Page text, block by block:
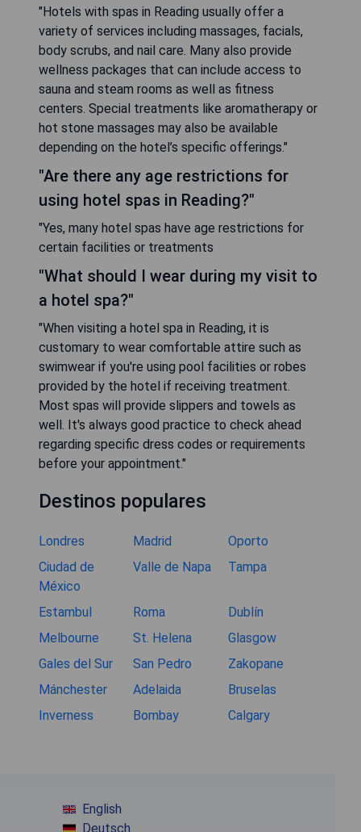
"Hotels with spas in Reading usually offer a
variety of services including massages, facials,
body scrubs, and nail care. Many also provide
wellness packages that can include access to
sauna and steam rooms as well as fitness
centers. Special treatments like aromatherapy or
hot stone massages may also be available
depending on the hotel’s specific offerings."
"Are there any age restrictions for
using hotel spas in Reading?"
"Yes, many hotel spas have age restrictions for
certain facilities or treatments
"What should I wear during my visit to
a hotel spa?"
"When visiting a hotel spa in Reading, it is
customary to wear comfortable attire such as
swimwear if you're using pool facilities or robes
provided by the hotel if receiving treatment.
Most spas will provide slippers and towels as
well. It's always good practice to check ahead
regarding specific dress codes or requirements
before your appointment."
Destinos populares
Londres Madrid
Oporto
Ciudad de
México
Valle de Napa Tampa
Estambul Roma
Dublín
Melbourne
St. Helena
Glasgow
Gales del Sur
San Pedro
Zakopane
Mánchester
Adelaida
Bruselas
Inverness
Bombay Calgary
English
Deutsch